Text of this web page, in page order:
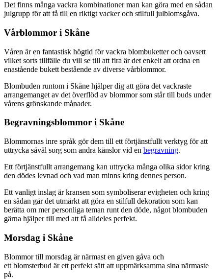
Det finns många vackra kombinationer man kan göra med en sådan
julgrupp för att få till en riktigt vacker och stilfull julblomsgåva.
Vårblommor i Skåne
Våren är en fantastisk högtid för vackra blombuketter och oavsett
vilket sorts tillfälle du vill se till att fira är det enkelt att ordna en
enastående bukett bestående av diverse vårblommor.
Blombuden runtom i Skåne hjälper dig att göra det vackraste
arrangemanget av det överflöd av blommor som står till buds under
vårens grönskande månader.
Begravningsblommor i Skåne
Blommornas inre språk gör dem till ett förtjänstfullt verktyg för att
uttrycka såväl sorg som andra känslor vid en begravning.
Ett förtjänstfullt arrangemang kan uttrycka många olika sidor kring
den dödes levnad och vad man minns kring dennes person.
Ett vanligt inslag är kransen som symboliserar evigheten och kring
en sådan går det utmärkt att göra en stilfull dekoration som kan
berätta om mer personliga teman runt den döde, något blombuden
gärna hjälper till med att få alldeles perfekt.
Morsdag i Skåne
Blommor till morsdag är närmast en given gåva och
ett blomsterbud är ett perfekt sätt att uppmärksamma sina närmaste
på.